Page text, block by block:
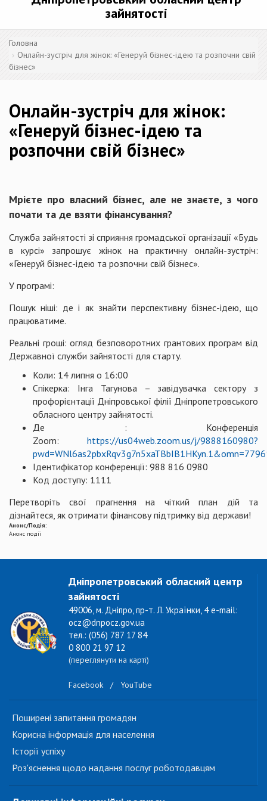
зайнятості
Головна
Онлайн-зустріч для жінок: «Генеруй бізнес-ідею та розпочни свій
бізнес»
Онлайн-зустріч для жінок:
«Генеруй бізнес-ідею та
розпочни свій бізнес»
Мрієте про власний бізнес, але не знаєте, з чого
почати та де взяти фінансування?
Служба зайнятості зі сприяння громадської організації «Будь
в курсі» запрошує жінок на практичну онлайн-зустріч:
«Генеруй бізнес-ідею та розпочни свій бізнес».
У програмі:
Пошук ніші: де і як знайти перспективну бізнес-ідею, що
працюватиме.
Реальні гроші: огляд безповоротних грантових програм від
Державної служби зайнятості для старту.
Коли: 14 липня о 16:00
Спікерка: Інга Тагунова – завідувачка сектору з
профорієнтації Дніпровської філії Дніпропетровського
обласного центру зайнятості.
Де : Конференція
Zoom: https://us04web.zoom.us/j/9888160980?
Ідентифікатор конференції: 988 816 0980
Код доступу: 1111
Перетворіть свої прагнення на чіткий план дій та
дізнайтеся, як отримати фінансову підтримку від держави!
Анонс/Подія:
Анонс події
Дніпропетровський обласний центр
зайнятості
49006, м. Дніпро, пр-т. Л. Українки, 4 e-mail:
ocz@dnpocz.gov.ua
тел.: (056) 787 17 84
0 800 21 97 12
(переглянути на карті)
Facebook / YouTube
Поширені запитання громадян
Корисна інформація для населення
Історії успіху
Роз'яснення щодо надання послуг роботодавцям